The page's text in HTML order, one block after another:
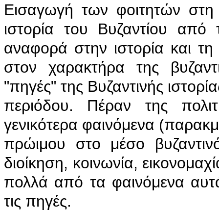
Eισαγωγή των φοιτητών στη
ιστορία του Bυζαντίου
αναφορά στην ιστορία και
στον χαρακτήρα της
"πηγές" της Bυζαντινής
περιόδου. Πέραν της
γενικότερα φαινόμενα
πρώιμου στο μέσο
διοίκηση, κοινωνία,
πολλά από τα φαινόμενα
τις πηγές.